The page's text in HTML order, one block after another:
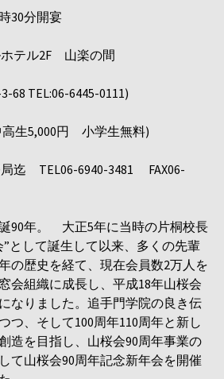
30分開宴
テル2F 山楽の間
68 TEL:06-6445-0111)
生5,000円 小学生無料)
迄 TEL06-6940-3481 FAX06-
90年。 大正5年に当時の片桐校長
として誕生して以来、多くの先輩
の歴史を経て、現在会員数2万人を
会組織に成長し、平成18年山桜会
なりました。追手門学院の良き伝
つ、そして100周年110周年と新し
造を目指し、山桜会90周年事業の
て山桜会90周年記念新年会を開催